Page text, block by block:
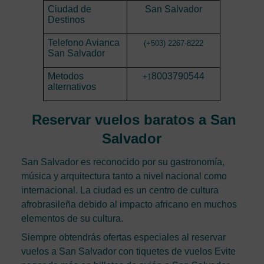
Ciudad de
Destinos
San Salvador
Telefono Avianca
San Salvador
(+503) 2267-8222
Metodos
alternativos
+18003790544
Reservar vuelos baratos a San
Salvador
San Salvador es reconocido por su gastronomía,
música y arquitectura tanto a nivel nacional como
internacional. La ciudad es un centro de cultura
afrobrasileña debido al impacto africano en muchos
elementos de su cultura.
Siempre obtendrás ofertas especiales al reservar
vuelos a San Salvador con tiquetes de vuelos Evite